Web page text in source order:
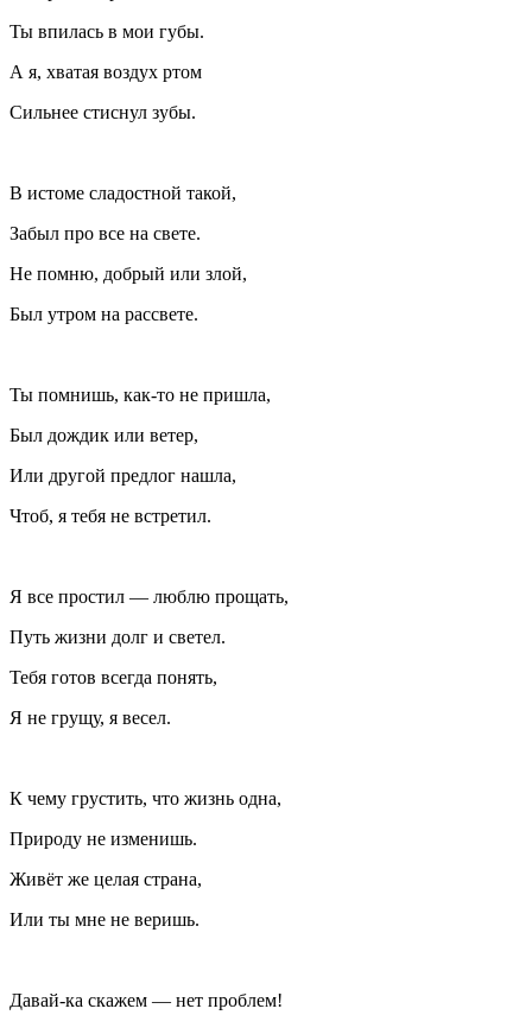
Ты впилась в мои губы.
А я, хватая воздух ртом
Сильнее стиснул зубы.
В истоме сладостной такой,
Забыл про все на свете.
Не помню, добрый или злой,
Был утром на рассвете.
Ты помнишь, как-то не пришла,
Был дождик или ветер,
Или другой предлог нашла,
Чтоб, я тебя не встретил.
Я все простил — люблю прощать,
Путь жизни долг и светел.
Тебя готов всегда понять,
Я не грущу, я весел.
К чему грустить, что жизнь одна,
Природу не изменишь.
Живёт же целая страна,
Или ты мне не веришь.
Давай-ка скажем — нет проблем!